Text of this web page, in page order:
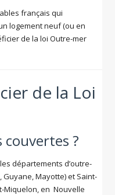
français qui
logement neuf (ou en
de la loi Outre-mer
de la Loi
couvertes ?
départements d’outre-
Mayotte) et Saint-
Miquelon, en Nouvelle